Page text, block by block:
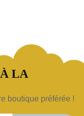
LA
boutique préférée !